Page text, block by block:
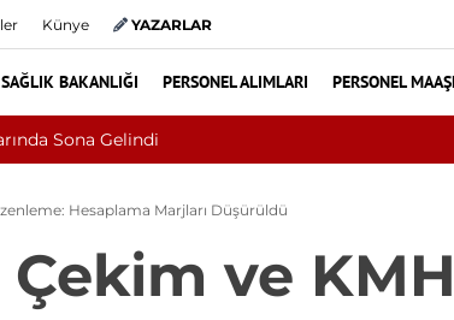
Künye YAZARLAR
SAĞLIK BAKANLIĞI PERSONEL ALIMLARI PERSONEL
60 Dikişle Uyandı
Hesaplama Marjları Düşürüldü
ve